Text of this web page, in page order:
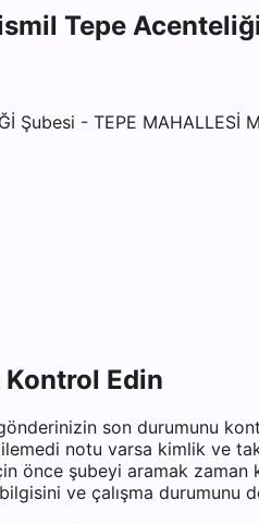
Tepe
Şubesi - TEPE MAHALLESİ
Edin
gönderinizin son durumunu
notu varsa kimlik ve
önce şubeyi aramak zaman
ve çalışma durumunu